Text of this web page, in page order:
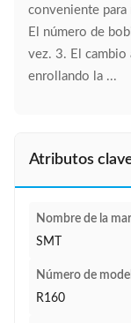
conveniente
El número de
vez. 3. El cambio
enrollando la ...
Atributos
Nombre de la
SMT
Número de
R160